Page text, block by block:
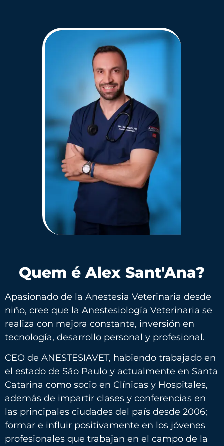
Quem é Alex Sant'Ana?
Apasionado de la Anestesia Veterinaria desde
niño, cree que la Anestesiología Veterinaria se
realiza con mejora constante, inversión en
tecnología, desarrollo personal y profesional.
CEO de ANESTESIAVET, habiendo trabajado en
el estado de São Paulo y actualmente en Santa
Catarina como socio en Clínicas y Hospitales,
además de impartir clases y conferencias en
las principales ciudades del país desde 2006;
formar e influir positivamente en los jóvenes
profesionales que trabajan en el campo de la